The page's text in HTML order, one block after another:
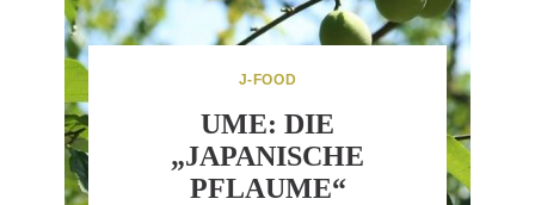
J-FOOD
UME: DIE
„JAPANISCHE
PFLAUME“